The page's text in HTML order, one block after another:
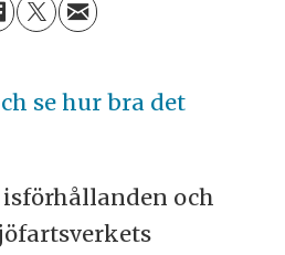
se hur bra det
och